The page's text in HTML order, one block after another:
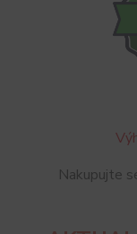
Nakupujte